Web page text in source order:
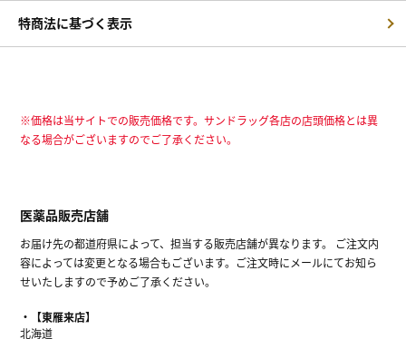
特商法に基づく表示
※価格は当サイトでの販売価格です。サンドラッグ各店の店頭価格とは異
なる場合がございますのでご了承ください。
医薬品販売店舗
お届け先の都道府県によって、担当する販売店舗が異なります。 ご注文内
容によっては変更となる場合もございます。ご注文時にメールにてお知ら
せいたしますので予めご了承ください。
【東雁来店】
北海道